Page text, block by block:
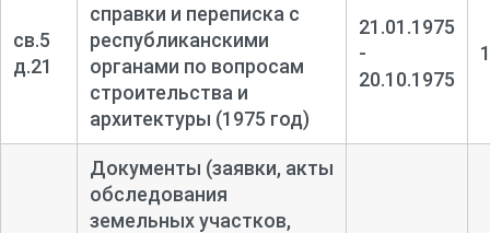
св.5
д.21
справки и переписка с
республиканскими
органами по вопросам
строительства и
архитектуры (1975 год)
21.01.1975
-
20.10.1975
Документы (заявки, акты
обследования
земельных участков,